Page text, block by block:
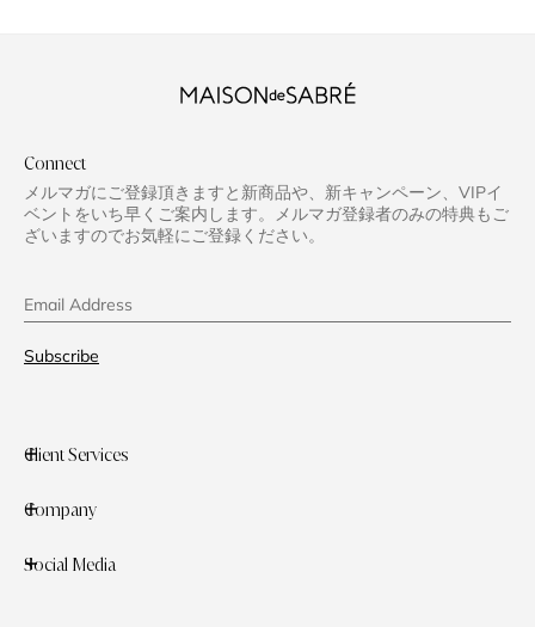
Connect
メルマガにご登録頂きますと新商品や、新キャンペーン、VIPイ
ベントをいち早くご案内します。メルマガ登録者のみの特典もご
ざいますのでお気軽にご登録ください。
Email Address
Subscribe
Client Services
Company
Social Media